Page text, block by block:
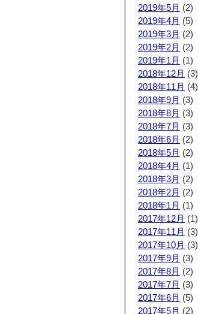
2019年5月 (2)
2019年4月 (5)
2019年3月 (2)
2019年2月 (2)
2019年1月 (1)
2018年12月 (3)
2018年11月 (4)
2018年9月 (3)
2018年8月 (3)
2018年7月 (3)
2018年6月 (2)
2018年5月 (2)
2018年4月 (1)
2018年3月 (2)
2018年2月 (2)
2018年1月 (1)
2017年12月 (1)
2017年11月 (3)
2017年10月 (3)
2017年9月 (3)
2017年8月 (2)
2017年7月 (3)
2017年6月 (5)
2017年5月 (2)